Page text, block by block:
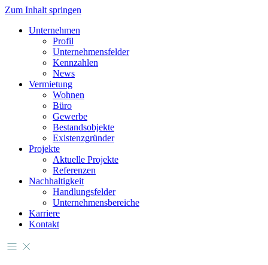
Zum Inhalt springen
Unternehmen
Profil
Unternehmensfelder
Kennzahlen
News
Vermietung
Wohnen
Büro
Gewerbe
Bestandsobjekte
Existenzgründer
Projekte
Aktuelle Projekte
Referenzen
Nachhaltigkeit
Handlungsfelder
Unternehmensbereiche
Karriere
Kontakt